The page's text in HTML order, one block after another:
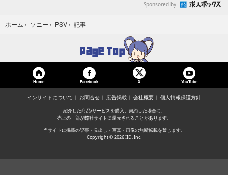
Sponsored by
ホーム › ソニー › PSV › 記事
Home Facebook X YouTube
インサイドについて お問合せ 広告掲載 会社概要 個人情報保護方針
紹介した商品/サービスを購入、契約した場合に、
売上の一部が弊社サイトに還元されることがあります。
当サイトに掲載の記事・見出し・写真・画像の無断転載を禁じます。
Copyright © 2026 IID, Inc.